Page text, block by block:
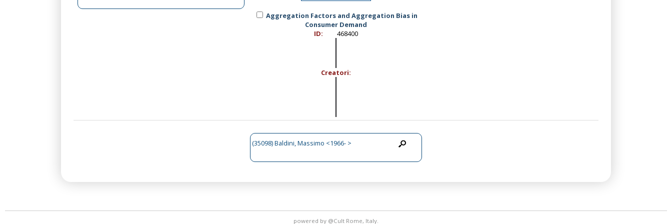
Aggregation Factors and Aggregation Bias in
Consumer Demand
ID:
468400
Creatori:
(35098) Baldini, Massimo <1966- >
powered by @Cult Rome, Italy.